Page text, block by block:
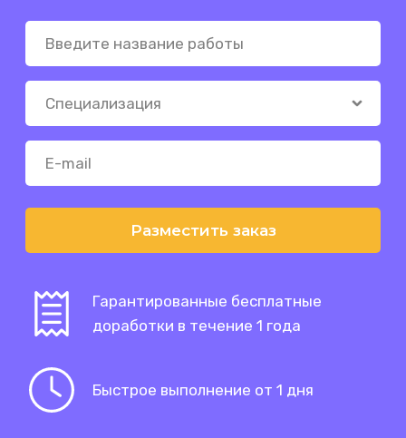
Разместить заказ
Гарантированные бесплатные
доработки в течение 1 года
Быстрое выполнение от 1 дня